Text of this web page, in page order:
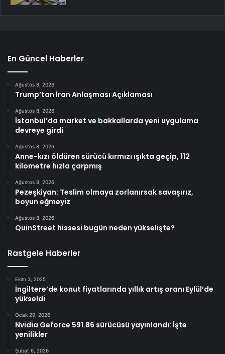
En Güncel Haberler
Ağustos 8, 2026
Trump’tan İran Anlaşması Açıklaması
Ağustos 8, 2026
İstanbul’da market ve bakkallarda yeni uygulama
devreye girdi
Ağustos 8, 2026
Anne-kızı öldüren sürücü kırmızı ışıkta geçip, 112
kilometre hızla çarpmış
Ağustos 8, 2026
Pezeşkiyan: Teslim olmaya zorlanırsak savaşırız,
boyun eğmeyiz
Ağustos 8, 2026
QuinStreet hissesi bugün neden yükselişte?
Rastgele Haberler
Ekim 3, 2025
İngiltere’de konut fiyatlarında yıllık artış oranı Eylül’de
yükseldi
Ocak 29, 2026
Nvidia Geforce 591.86 sürücüsü yayınlandı: İşte
yenilikler
Şubat 6, 2026